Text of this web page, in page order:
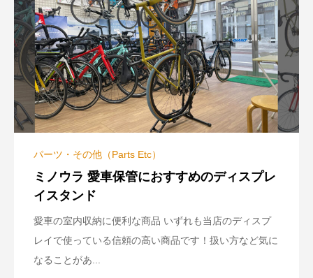
パーツ・その他（Parts Etc）
ミノウラ 愛車保管におすすめのディスプレ
イスタンド
愛車の室内収納に便利な商品 いずれも当店のディスプ
レイで使っている信頼の高い商品です！扱い方など気に
なることがあ...